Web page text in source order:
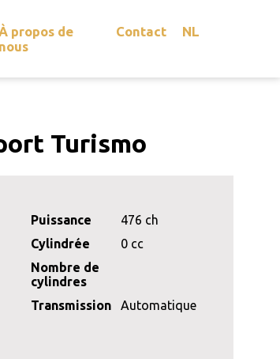
propos de
nous
Contact NL
Turismo
Puissance
476 ch
Cylindrée
0 cc
Nombre de
cylindres
Transmission
Automatique